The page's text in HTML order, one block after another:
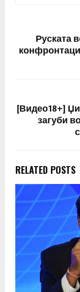
Руската
[Видео18+]
загуби
RELATED POSTS